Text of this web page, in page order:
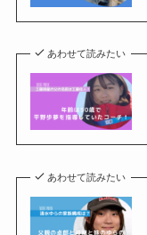
あわせて読みたい
あわせて読みたい